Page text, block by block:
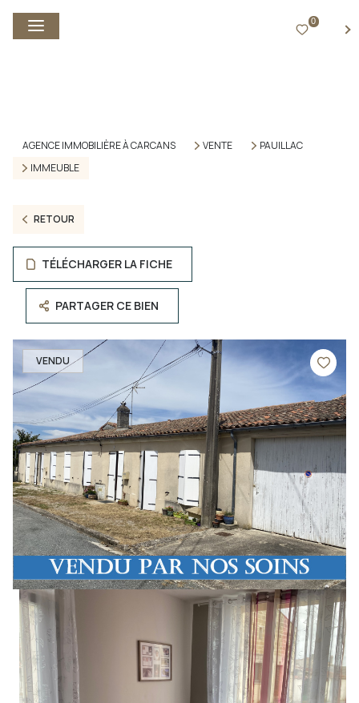
0
AGENCE IMMOBILIÈRE À CARCANS VENTE
PAUILLAC
IMMEUBLE
RETOUR
TÉLÉCHARGER LA FICHE
PARTAGER CE BIEN
VENDU